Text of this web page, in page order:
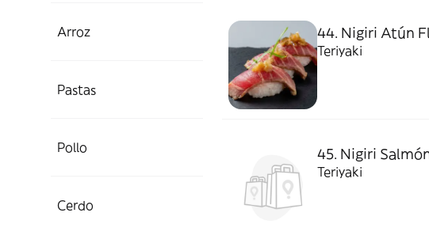
Arroz
Pastas
Pollo
Cerdo
44. Nigiri Atún
Teriyaki
45. Nigiri
Teriyaki